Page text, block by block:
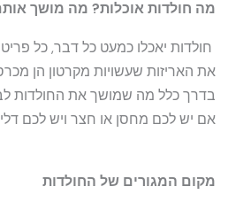
מה חולדות אוכלות? מה מושך
חולדות יאכלו כמעט כל דבר, כל
את האריזות שעשויות מקרטון הן
בדרך כלל מה שמושך את החולדות
אם יש לכם מחסן או חצר ויש לכם
מקום המגורים של החולדות